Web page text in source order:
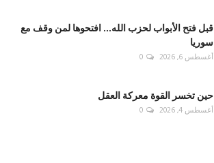
قبل فتح الأبواب لحزب الله... افتحوها لمن وقف مع
سوريا
أغسطس 6, 2026 0
حين تخسر القوة معركة العقل
أغسطس 4, 2026 0